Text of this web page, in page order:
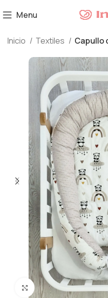
Menu
Inicio Textiles Capullo
Click to enlarge